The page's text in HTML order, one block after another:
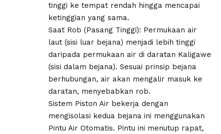
tinggi ke tempat rendah hingga mencapai
ketinggian yang sama.
​Saat Rob (Pasang Tinggi): Permukaan air
laut (sisi luar bejana) menjadi lebih tinggi
daripada permukaan air di daratan Kaligawe
(sisi dalam bejana). Sesuai prinsip bejana
berhubungan, air akan mengalir masuk ke
daratan, menyebabkan rob.
Sistem Piston Air bekerja dengan
mengisolasi kedua bejana ini menggunakan
Pintu Air Otomatis. Pintu ini menutup rapat,